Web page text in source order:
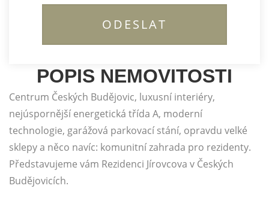
POPIS NEMOVITOSTI
Centrum Českých Budějovic, luxusní interiéry,
nejúspornější energetická třída A, moderní
technologie, garážová parkovací stání, opravdu velké
sklepy a něco navíc: komunitní zahrada pro rezidenty.
Představujeme vám Rezidenci Jírovcova v Českých
Budějovicích.